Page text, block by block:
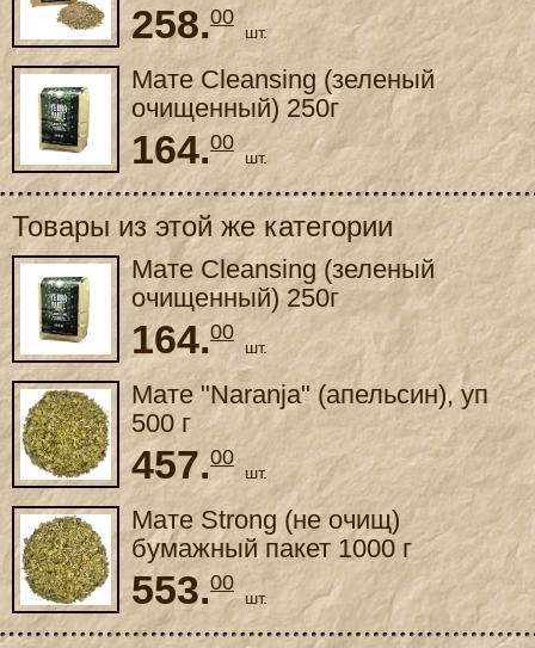
258.00
шт.
Мате Cleansing (зеленый
очищенный) 250г
164.00
шт.
Товары из этой же категории
Мате Cleansing (зеленый
очищенный) 250г
164.00
шт.
Мате "Naranja" (апельсин), уп
500 г
457.00
шт.
Мате Strong (не очищ)
бумажный пакет 1000 г
553.00
шт.